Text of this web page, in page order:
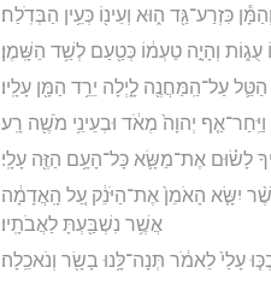
וְהַמָּ֕ן כִּזְרַע־גַּ֖ד ה֑וּא וְעֵינ֖וֹ כְּעֵ֥ין הַבְּדֹֽלַח׃
עֻג֑וֹת וְהָיָ֣ה טַעְמ֔וֹ כְּטַ֖עַם לְשַׁ֥ד הַשָּֽׁמֶן׃
עַל־הַֽמַּחֲנֶ֖ה לָ֑יְלָה יֵרֵ֥ד הַמָּ֖ן עָלָֽיו׃
יְהוָה֙ מְאֹ֔ד וּבְעֵינֵ֥י מֹשֶׁ֖ה רָֽע׃
לָשׂ֗וּם אֶת־מַשָּׂ֛א כָּל־הָעָ֥ם הַזֶּ֖ה עָלָֽי׃
יִשָּׂ֤א הָאֹמֵן֙ אֶת־הַיֹּנֵ֔ק עַ֚ל הָֽאֲדָמָ֔ה
אֲשֶׁ֥ר נִשְׁבַּ֖עְתָּ לַאֲבֹתָֽיו׃
עָלַי֙ לֵאמֹ֔ר תְּנָה־לָּ֥נוּ בָשָׂ֖ר וְנֹאכֵֽלָה׃